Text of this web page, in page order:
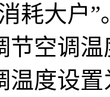
耗大户
节空调
温度设